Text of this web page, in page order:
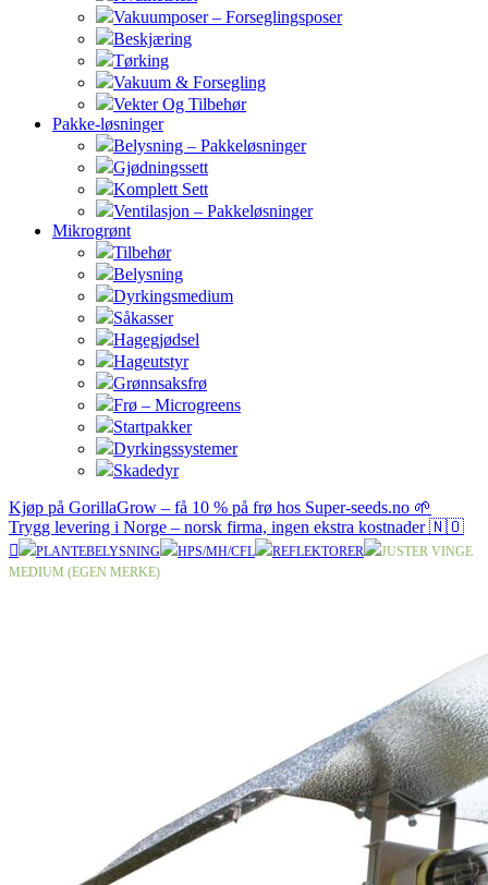
Vakuumposer – Forseglingsposer
Beskjæring
Tørking
Vakuum & Forsegling
Vekter Og Tilbehør
Pakke-løsninger
Belysning – Pakkeløsninger
Gjødningssett
Komplett Sett
Ventilasjon – Pakkeløsninger
Mikrogrønt
Tilbehør
Belysning
Dyrkingsmedium
Såkasser
Hagegjødsel
Hageutstyr
Grønnsaksfrø
Frø – Microgreens
Startpakker
Dyrkingssystemer
Skadedyr
Kjøp på GorillaGrow – få 10 % på frø hos Super-seeds.no 🌱
Trygg levering i Norge – norsk firma, ingen ekstra kostnader 🇳🇴
PLANTEBELYSNING HPS/MH/CFL REFLEKTORER
JUSTER VINGE
MEDIUM (EGEN MERKE)